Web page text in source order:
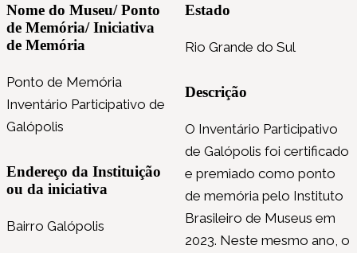
Nome do Museu/ Ponto
de Memória/ Iniciativa
de Memória
Ponto de Memória
Inventário Participativo de
Galópolis
Endereço da Instituição
ou da iniciativa
Bairro Galópolis
Estado
Rio Grande do Sul
Descrição
O Inventário Participativo
de Galópolis foi certificado
e premiado como ponto
de memória pelo Instituto
Brasileiro de Museus em
2023. Neste mesmo ano, o